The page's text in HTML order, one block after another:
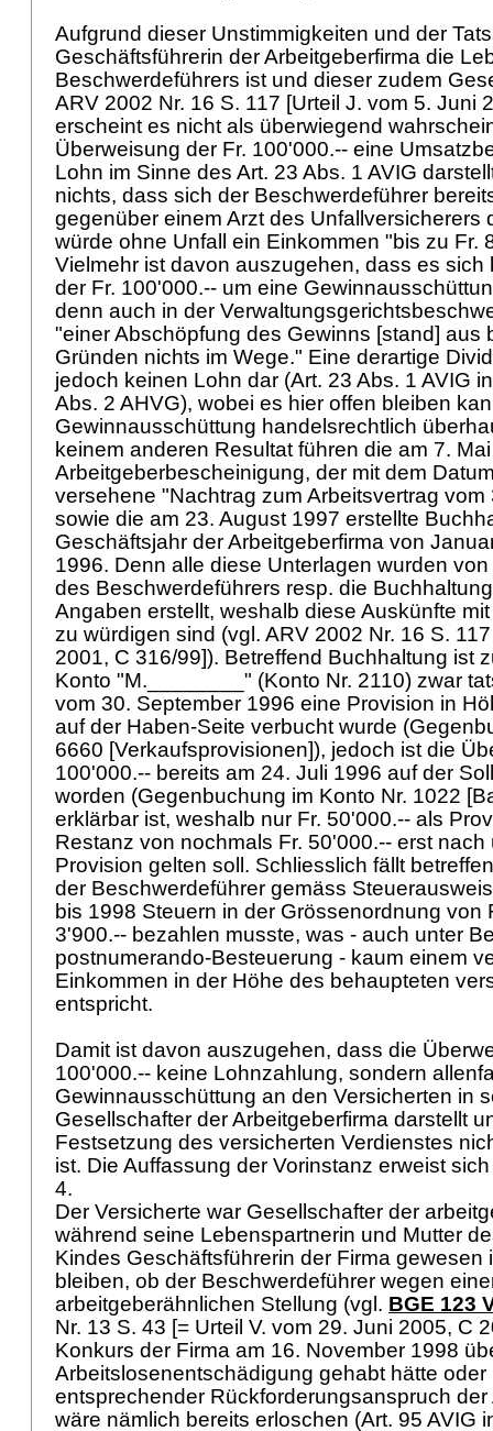
Aufgrund dieser Unstimmigkeiten und der
Geschäftsführerin der Arbeitgeberfirma die
Beschwerdeführers ist und dieser zudem
ARV 2002 Nr. 16 S. 117 [Urteil J. vom 5. Juni
erscheint es nicht als überwiegend
Überweisung der Fr. 100'000.-- eine
Lohn im Sinne des Art. 23 Abs. 1 AVIG
nichts, dass sich der Beschwerdeführer
gegenüber einem Arzt des Unfallversicherers
würde ohne Unfall ein Einkommen "bis zu Fr.
Vielmehr ist davon auszugehen, dass es sich
der Fr. 100'000.-- um eine
denn auch in der
"einer Abschöpfung des Gewinns [stand] aus
Gründen nichts im Wege." Eine derartige
jedoch keinen Lohn dar (Art. 23 Abs. 1 AVIG
Abs. 2 AHVG), wobei es hier offen bleiben
Gewinnausschüttung handelsrechtlich
keinem anderen Resultat führen die am 7.
Arbeitgeberbescheinigung, der mit dem
versehene "Nachtrag zum Arbeitsvertrag
sowie die am 23. August 1997 erstellte
Geschäftsjahr der Arbeitgeberfirma von
1996. Denn alle diese Unterlagen wurden
des Beschwerdeführers resp. die
Angaben erstellt, weshalb diese Auskünfte
zu würdigen sind (vgl. ARV 2002 Nr. 16 S.
2001, C 316/99]). Betreffend Buchhaltung ist
Konto "M.________" (Konto Nr. 2110) zwar
vom 30. September 1996 eine Provision in
auf der Haben-Seite verbucht wurde
6660 [Verkaufsprovisionen]), jedoch ist die
100'000.-- bereits am 24. Juli 1996 auf der
worden (Gegenbuchung im Konto Nr. 1022
erklärbar ist, weshalb nur Fr. 50'000.-- als
Restanz von nochmals Fr. 50'000.-- erst
Provision gelten soll. Schliesslich fällt
der Beschwerdeführer gemäss
bis 1998 Steuern in der Grössenordnung von
3'900.-- bezahlen musste, was - auch unter
postnumerando-Besteuerung - kaum einem
Einkommen in der Höhe des behaupteten
entspricht.
Damit ist davon auszugehen, dass die
100'000.-- keine Lohnzahlung, sondern
Gewinnausschüttung an den Versicherten in
Gesellschafter der Arbeitgeberfirma darstellt
Festsetzung des versicherten Verdienstes
ist. Die Auffassung der Vorinstanz erweist
4.
Der Versicherte war Gesellschafter der
während seine Lebenspartnerin und Mutter
Kindes Geschäftsführerin der Firma gewesen
bleiben, ob der Beschwerdeführer wegen
arbeitgeberähnlichen Stellung (vgl. BGE 123
Nr. 13 S. 43 [= Urteil V. vom 29. Juni 2005, C
Konkurs der Firma am 16. November 1998
Arbeitslosenentschädigung gehabt hätte oder
entsprechender Rückforderungsanspruch
wäre nämlich bereits erloschen (Art. 95 AVIG